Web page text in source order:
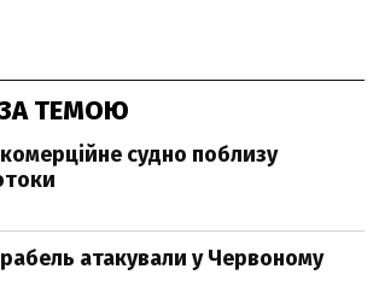
ТЕМОЮ
судно поблизу
атакували у Червоному